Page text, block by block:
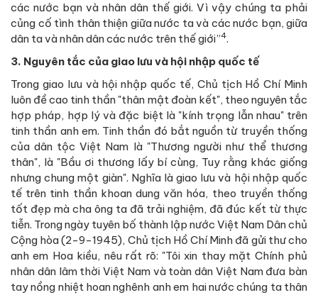
các nước bạn và nhân dân thế giới. Vì vậy chúng ta phải
củng cố tình thân thiện giữa nước ta và các nước bạn, giữa
dân ta và nhân dân các nước trên thế giới”4.
3. Nguyên tắc của giao lưu và hội nhập quốc tế
Trong giao lưu và hội nhập quốc tế, Chủ tịch Hồ Chí Minh
luôn đề cao tinh thần "thân mật đoàn kết", theo nguyên tắc
hợp pháp, hợp lý và đặc biệt là "kính trọng lẫn nhau" trên
tinh thần anh em. Tinh thần đó bắt nguồn từ truyền thống
của dân tộc Việt Nam là "Thương người như thể thương
thân", là "Bầu ơi thương lấy bí cùng, Tuy rằng khác giống
nhưng chung một giàn". Nghĩa là giao lưu và hội nhập quốc
tế trên tinh thần khoan dung văn hóa, theo truyền thống
tốt đẹp mà cha ông ta đã trải nghiệm, đã đúc kết từ thực
tiễn. Trong ngày tuyên bố thành lập nước Việt Nam Dân chủ
Cộng hòa (2-9-1945), Chủ tịch Hồ Chí Minh đã gửi thư cho
anh em Hoa kiều, nêu rất rõ: "Tôi xin thay mặt Chính phủ
nhân dân lâm thời Việt Nam và toàn dân Việt Nam đưa bàn
tay nồng nhiệt hoan nghênh anh em hai nước chúng ta thân